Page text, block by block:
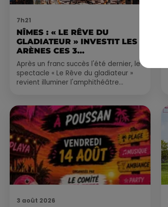
7h21
NÎMES : « LE RÊVE DU
GLADIATEUR » INVESTIT LES
ARÈNES CES 3...
Après un franc succès l'été dernier, le
spectacle « Le Rêve du gladiateur »
revient illuminer l'amphithéâtre
3 août 2026